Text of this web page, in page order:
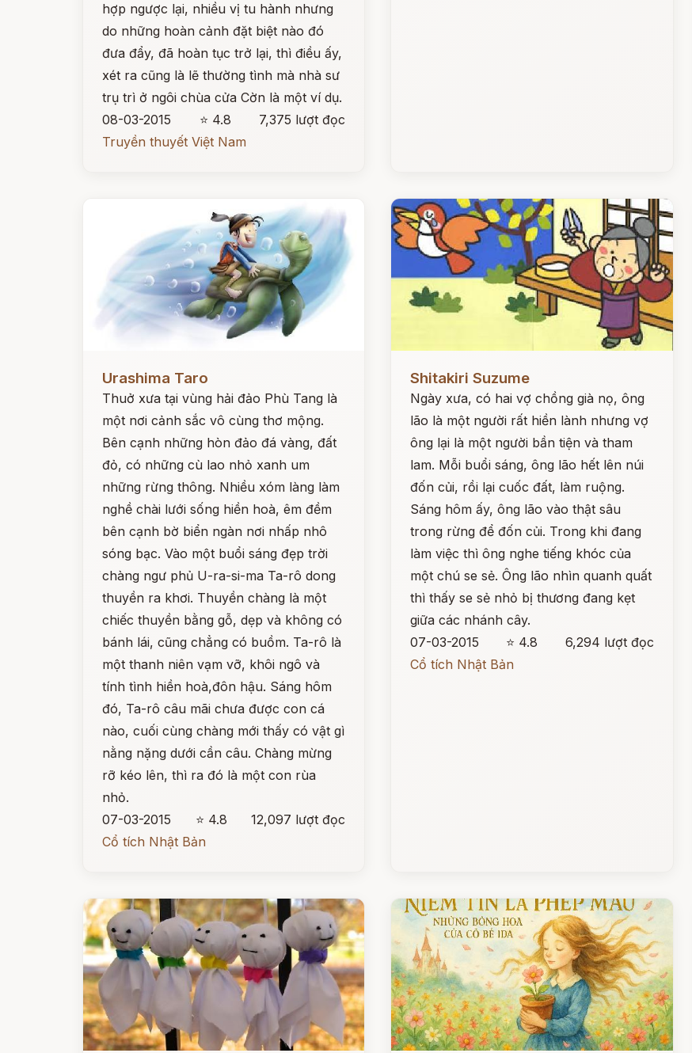
hợp ngược lại, nhiều vị tu hành nhưng
do những hoàn cảnh đặt biệt nào đó
đưa đẩy, đã hoàn tục trở lại, thì điều ấy,
xét ra cũng là lẽ thường tình mà nhà sư
trụ trì ở ngôi chùa cửa Cờn là một ví dụ.
08-03-2015
⭐ 4.8
7,375 lượt đọc
Truyền thuyết Việt Nam
Urashima Taro
Thuở xưa tại vùng hải đảo Phù Tang là
một nơi cảnh sắc vô cùng thơ mộng.
Bên cạnh những hòn đảo đá vàng, đất
đỏ, có những cù lao nhỏ xanh um
những rừng thông. Nhiều xóm làng làm
nghề chài lưới sống hiền hoà, êm đềm
bên cạnh bờ biển ngàn nơi nhấp nhô
sóng bạc. Vào một buổi sáng đẹp trời
chàng ngư phủ U-ra-si-ma Ta-rô dong
thuyền ra khơi. Thuyền chàng là một
chiếc thuyền bằng gỗ, dẹp và không có
bánh lái, cũng chẳng có buồm. Ta-rô là
một thanh niên vạm vỡ, khôi ngô và
tính tình hiền hoà,đôn hậu. Sáng hôm
đó, Ta-rô câu mãi chưa được con cá
nào, cuối cùng chàng mới thấy có vật gì
nằng nặng dưới cần câu. Chàng mừng
rỡ kéo lên, thì ra đó là một con rùa
nhỏ.
07-03-2015
⭐ 4.8
12,097 lượt đọc
Cổ tích Nhật Bản
Shitakiri Suzume
Ngày xưa, có hai vợ chồng già nọ, ông
lão là một người rất hiền lành nhưng vợ
ông lại là một người bần tiện và tham
lam. Mỗi buổi sáng, ông lão hết lên núi
đốn củi, rồi lại cuốc đất, làm ruộng.
Sáng hôm ấy, ông lão vào thật sâu
trong rừng để đốn củi. Trong khi đang
làm việc thì ông nghe tiếng khóc của
một chú se sẻ. Ông lão nhìn quanh quất
thì thấy se sẻ nhỏ bị thương đang kẹt
giữa các nhánh cây.
07-03-2015
⭐ 4.8
6,294 lượt đọc
Cổ tích Nhật Bản